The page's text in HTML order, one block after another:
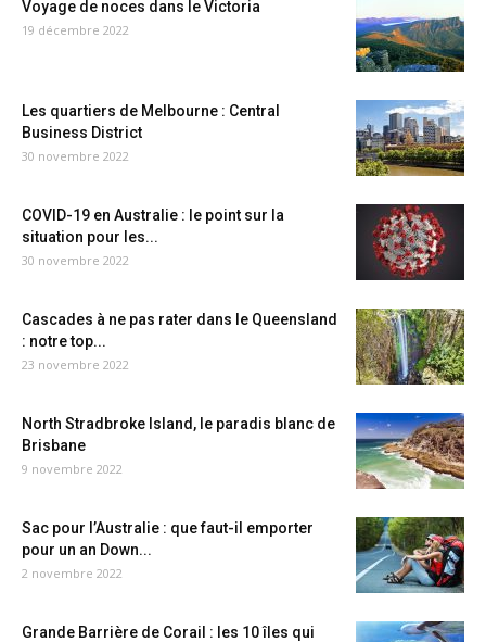
Voyage de noces dans le Victoria
19 décembre 2022
Les quartiers de Melbourne : Central
Business District
30 novembre 2022
COVID-19 en Australie : le point sur la
situation pour les...
30 novembre 2022
Cascades à ne pas rater dans le Queensland
: notre top...
23 novembre 2022
North Stradbroke Island, le paradis blanc de
Brisbane
9 novembre 2022
Sac pour l’Australie : que faut-il emporter
pour un an Down...
2 novembre 2022
Grande Barrière de Corail : les 10 îles qui